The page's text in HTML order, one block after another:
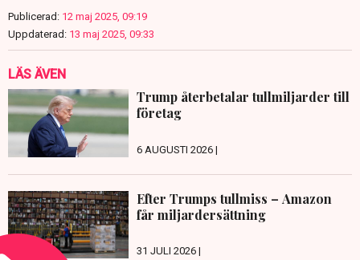
Publicerad: 12 maj 2025, 09:19
Uppdaterad: 13 maj 2025, 09:33
LÄS ÄVEN
Trump återbetalar tullmiljarder till
företag
6 AUGUSTI 2026 |
Efter Trumps tullmiss – Amazon
får miljardersättning
31 JULI 2026 |